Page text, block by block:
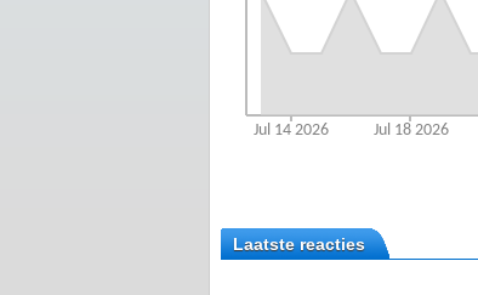
Laatste reacties